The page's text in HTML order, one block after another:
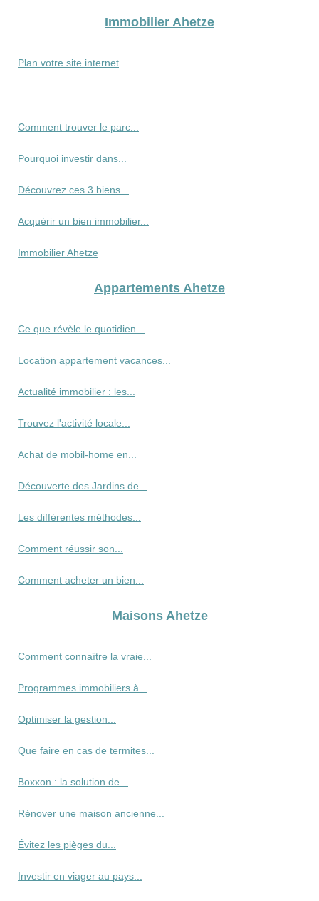
Immobilier Ahetze
Plan votre site internet
Comment trouver le parc...
Pourquoi investir dans...
Découvrez ces 3 biens...
Acquérir un bien immobilier...
Immobilier Ahetze
Appartements Ahetze
Ce que révèle le quotidien...
Location appartement vacances...
Actualité immobilier : les...
Trouvez l'activité locale...
Achat de mobil-home en...
Découverte des Jardins de...
Les différentes méthodes...
Comment réussir son...
Comment acheter un bien...
Maisons Ahetze
Comment connaître la vraie...
Programmes immobiliers à...
Optimiser la gestion...
Que faire en cas de termites...
Boxxon : la solution de...
Rénover une maison ancienne...
Évitez les pièges du...
Investir en viager au pays...